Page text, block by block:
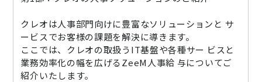
クレオは人事部門向けに豊富なソリューションと サ
ービスでお客様の課題を解決に導きます。
ここでは、クレオの取扱うIT基盤や各種サー ビスと
業務効率化の幅を広げるZeeM人事給 与についてご
紹介いたします。